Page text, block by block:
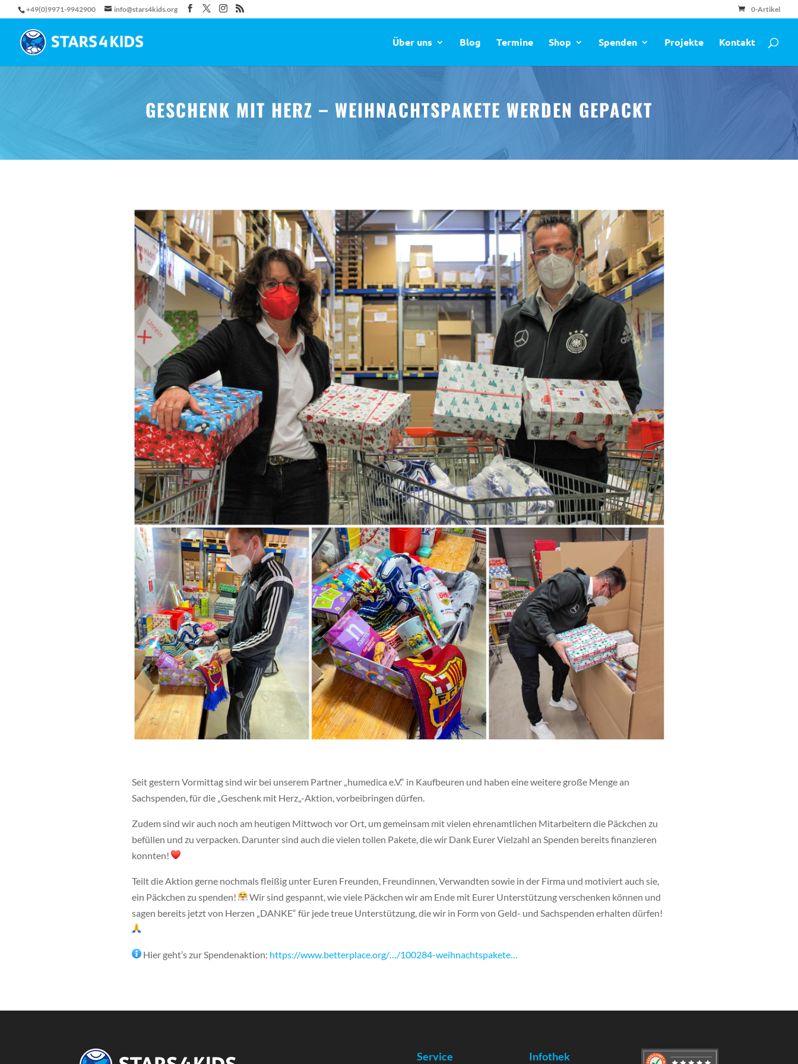
+49(0)9971-9942900 info@stars4kids.org 0-Artikel
Über uns Blog Termine Shop Spenden Projekte Kontakt
GESCHENK MIT HERZ – WEIHNACHTSPAKETE WERDEN GEPACKT
Seit gestern Vormittag sind wir bei unserem Partner „humedica e.V.“ in Kaufbeuren und haben eine weitere große Menge an
Sachspenden, für die „Geschenk mit Herz„-Aktion, vorbeibringen dürfen.
Zudem sind wir auch noch am heutigen Mittwoch vor Ort, um gemeinsam mit vielen ehrenamtlichen Mitarbeitern die Päckchen zu
befüllen und zu verpacken. Darunter sind auch die vielen tollen Pakete, die wir Dank Eurer Vielzahl an Spenden bereits finanzieren
konnten!
Teilt die Aktion gerne nochmals fleißig unter Euren Freunden, Freundinnen, Verwandten sowie in der Firma und motiviert auch sie,
ein Päckchen zu spenden!
Wir sind gespannt, wie viele Päckchen wir am Ende mit Eurer Unterstützung verschenken können und
sagen bereits jetzt von Herzen „DANKE“ für jede treue Unterstützung, die wir in Form von Geld- und Sachspenden erhalten dürfen!
Hier geht’s zur Spendenaktion: https://www.betterplace.org/…/100284-weihnachtspakete…
Service Infothek